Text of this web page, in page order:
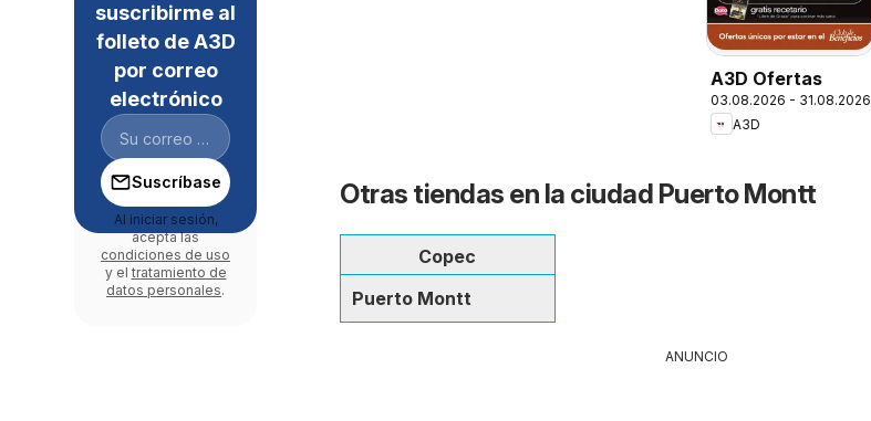
A3D Ofertas
03.08.2026 - 31.08.2026
A3D
Otras tiendas en la ciudad Puerto Montt
Copec
Puerto Montt
ANUNCIO
suscribirme al
folleto de A3D
por correo
electrónico
Suscríbase
Al iniciar sesión,
acepta las
condiciones de uso
y el tratamiento de
datos personales.